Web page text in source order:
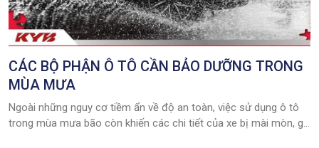
CÁC BỘ PHẬN Ô TÔ CẦN BẢO DƯỠNG TRONG
MÙA MƯA
Ngoài những nguy cơ tiềm ẩn về độ an toàn, việc sử dụng ô tô
trong mùa mưa bão còn khiến các chi tiết của xe bị mài mòn, gỉ